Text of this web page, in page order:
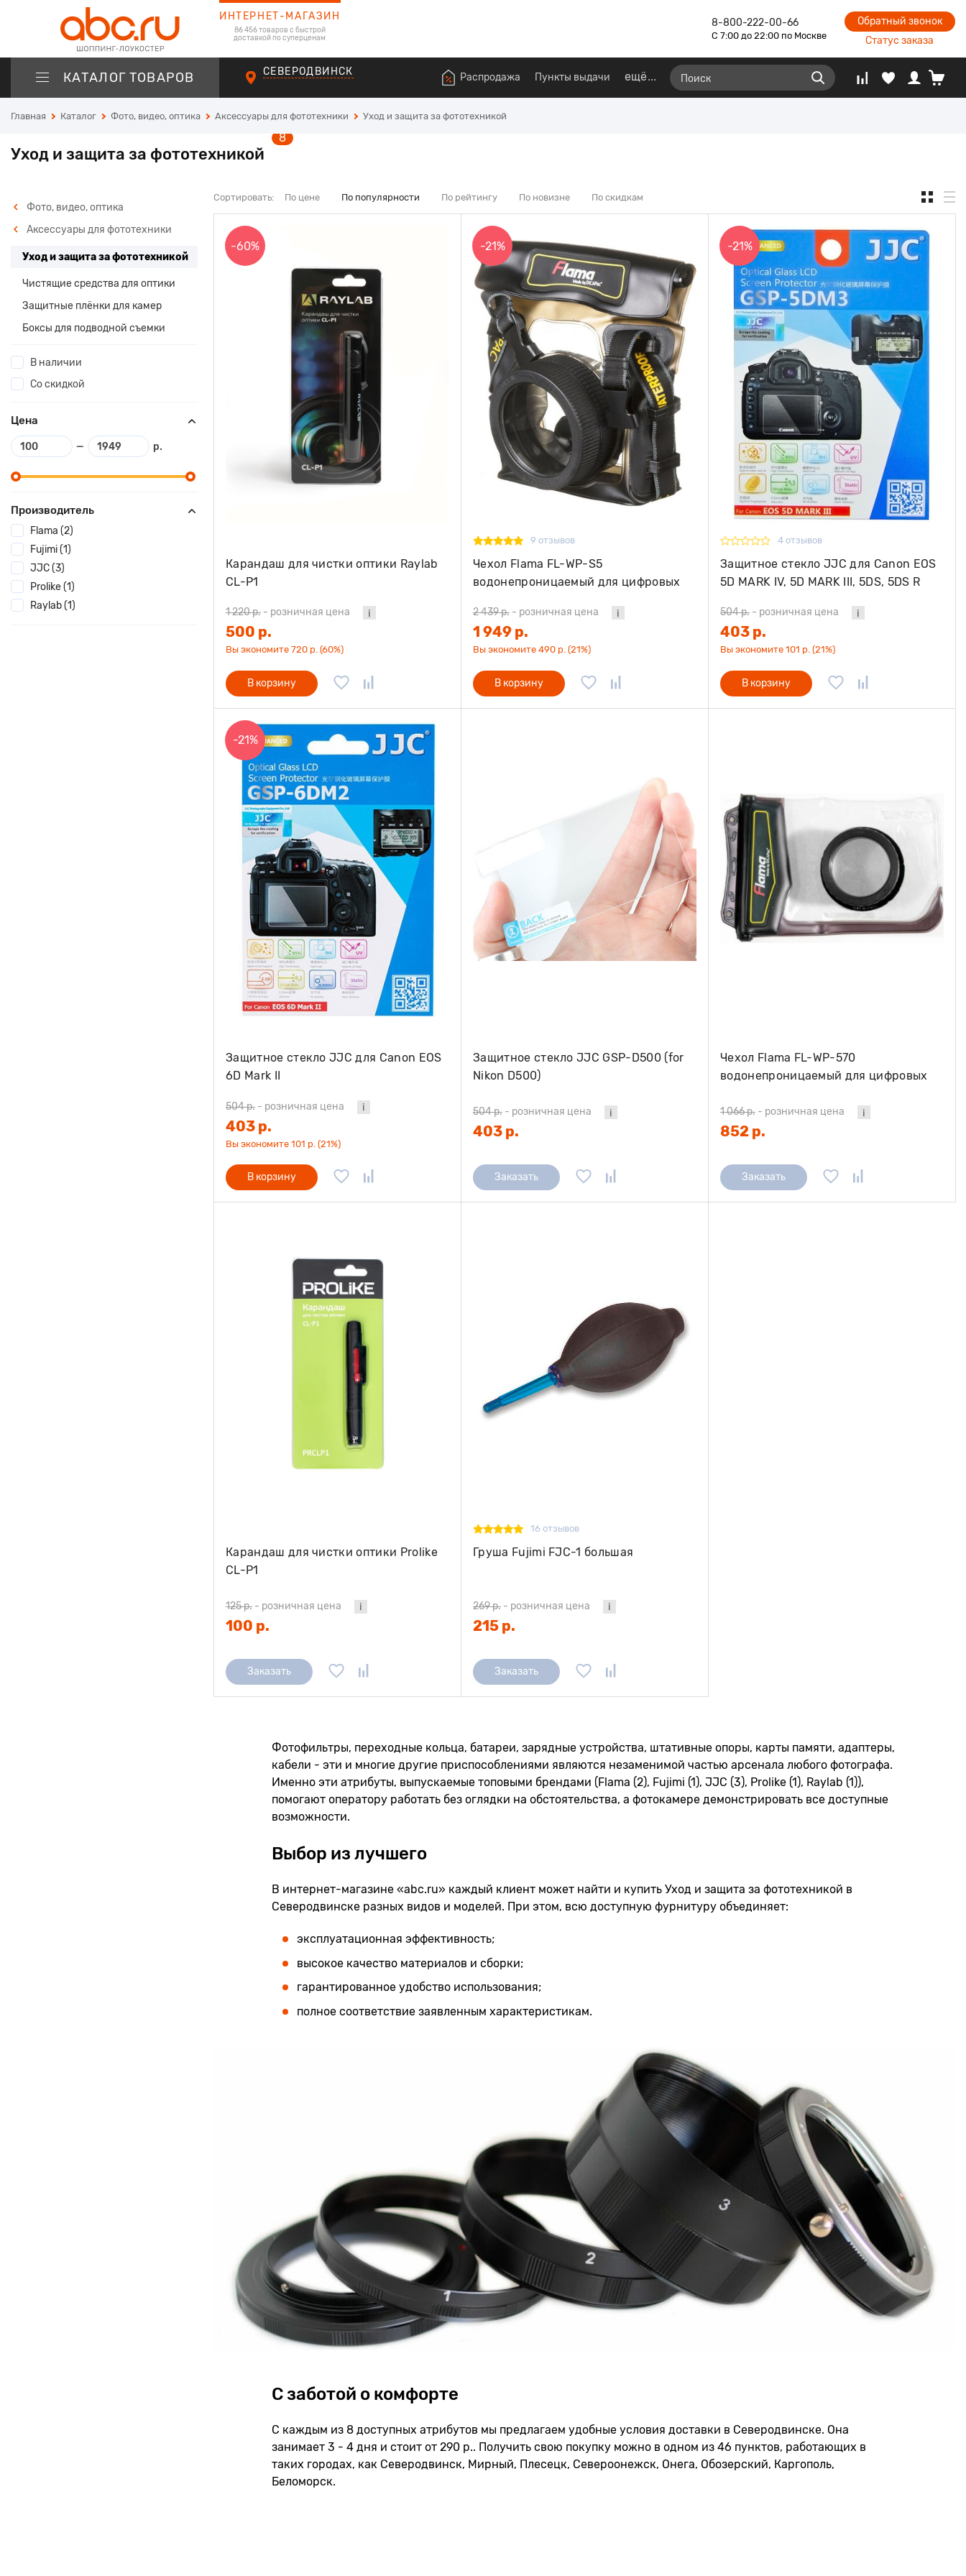
ИНТЕРНЕТ-МАГАЗИН
86 456 товаров с быстрой
доставкой по суперценам
8-800-222-00-66
С 7:00 до 22:00 по Москве
Обратный звонок
Статус заказа
КАТАЛОГ ТОВАРОВ СЕВЕРОДВИНСК Распродажа Пункты выдачи ещё
Главная Каталог Фото, видео, оптика Аксессуары для фототехники Уход и защита за фототехникой
Уход и защита за фототехникой
8
Фото, видео, оптика
Аксессуары для фототехники
Уход и защита за фототехникой
Чистящие средства для оптики
Защитные плёнки для камер
Боксы для подводной съемки
В наличии
Со скидкой
Цена
— р.
Производитель
Flama (2)
Fujimi (1)
JJC (3)
Prolike (1)
Raylab (1)
Сортировать: По цене По популярности По рейтингу По новизне По скидкам
-60%
Карандаш для чистки оптики Raylab
CL-P1
1 220 р. - розничная цена
500 р.
Вы экономите 720 р. (60%)
В корзину
-21%
9 отзывов
Чехол Flama FL-WP-S5
водонепроницаемый для цифровых
2 439 р. - розничная цена
1 949 р.
Вы экономите 490 р. (21%)
В корзину
-21%
4 отзывов
Защитное стекло JJC для Canon EOS
5D MARK IV, 5D MARK III, 5DS, 5DS R
504 р. - розничная цена
403 р.
Вы экономите 101 р. (21%)
В корзину
-21%
Защитное стекло JJC для Canon EOS
6D Mark II
504 р. - розничная цена
403 р.
Вы экономите 101 р. (21%)
В корзину
Защитное стекло JJC GSP-D500 (for
Nikon D500)
504 р. - розничная цена
403 р.
Заказать
Чехол Flama FL-WP-570
водонепроницаемый для цифровых
1 066 р. - розничная цена
852 р.
Заказать
Карандаш для чистки оптики Prolike
CL-P1
125 р. - розничная цена
100 р.
Заказать
16 отзывов
Груша Fujimi FJС-1 большая
269 р. - розничная цена
215 р.
Заказать
Фотофильтры, переходные кольца, батареи, зарядные устройства, штативные опоры, карты памяти, адаптеры,
кабели - эти и многие другие приспособлениями являются незаменимой частью арсенала любого фотографа.
Именно эти атрибуты, выпускаемые топовыми брендами (Flama (2), Fujimi (1), JJC (3), Prolike (1), Raylab (1)),
помогают оператору работать без оглядки на обстоятельства, а фотокамере демонстрировать все доступные
возможности.
Выбор из лучшего
В интернет-магазине «abc.ru» каждый клиент может найти и купить Уход и защита за фототехникой в
Северодвинске разных видов и моделей. При этом, всю доступную фурнитуру объединяет:
эксплуатационная эффективность;
высокое качество материалов и сборки;
гарантированное удобство использования;
полное соответствие заявленным характеристикам.
С заботой о комфорте
С каждым из 8 доступных атрибутов мы предлагаем удобные условия доставки в Северодвинске. Она
занимает 3 - 4 дня и стоит от 290 р.. Получить свою покупку можно в одном из 46 пунктов, работающих в
таких городах, как Северодвинск, Мирный, Плесецк, Североонежск, Онега, Обозерский, Каргополь,
Беломорск.